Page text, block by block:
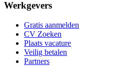
Werkgevers
Gratis aanmelden
CV Zoeken
Plaats vacature
Veilig betalen
Partners